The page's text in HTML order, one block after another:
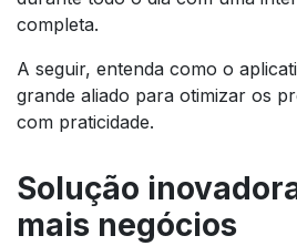
completa.
A seguir, entenda como o
grande aliado para otimizar os
com praticidade.
Solução
mais negócios